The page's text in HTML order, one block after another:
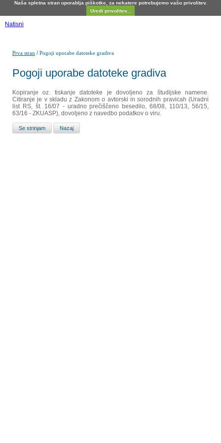
Naša spletna stran uporablja piškotke, za nekatere potrebujemo vašo privolitev.
Uredi privolitev...
Natisni
Prva stran /Pogoji uporabe datoteke gradiva
Pogoji uporabe datoteke gradiva
Kopiranje oz. tiskanje datoteke je dovoljeno za študijske namene.
Citiranje je v skladu z Zakonom o avtorski in sorodnih pravicah (Uradni
list RS, št. 16/07 - uradno prečiščeno besedilo, 68/08, 110/13, 56/15,
63/16 - ZKUASP), dovoljeno z navedbo podatkov o viru.